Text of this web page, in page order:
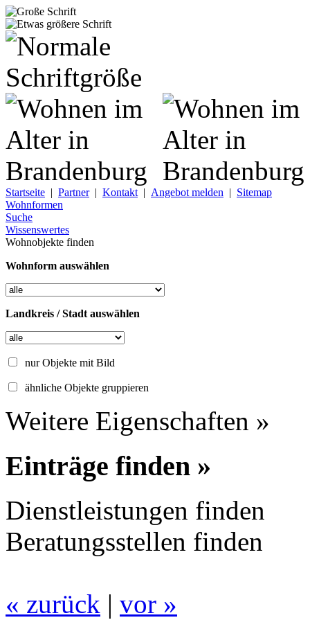
Startseite | Partner| Kontakt | Angebot melden | Sitemap
Wohnformen
Suche
Wissenswertes
Wohnobjekte finden
Wohnform auswählen
Landkreis / Stadt auswählen
nur Objekte mit Bild
ähnliche Objekte gruppieren
Weitere Eigenschaften »
Einträge finden »
Dienstleistungen finden
Beratungsstellen finden
« zurück | vor »